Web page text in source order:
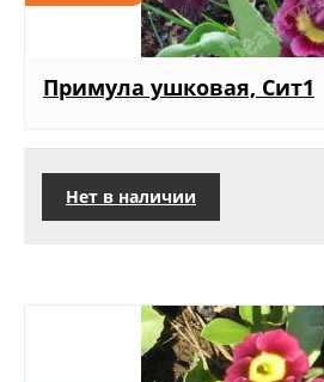
Примула ушковая, Сит1
Нет в наличии